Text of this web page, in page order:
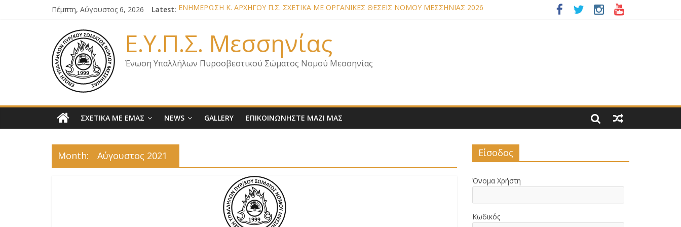
Πέμπτη, Αύγουστος 6, 2026 Latest: ΕΝΗΜΕΡΩΣΗ Κ. ΑΡΧΗΓΟΥ Π.Σ. ΣΧΕΤΙΚΑ ΜΕ ΟΡΓΑΝΙΚΕΣ ΘΕΣΕΙΣ ΝΟΜΟΥ ΜΕΣΣΗΝΙΑΣ 2026
ΕΝΗΜΕΡΩΣΗ ΜΕΛΩΝ ΓΙΑ ΕΠΙΣΚΕΨΕΙΣ ΣΩΜΑΤΕΙΟΥ
ΕΝΗΜΕΡΩΣΗ ΜΕΛΩΝ – ΕΠΙΣΚΕΨΗ ΣΤΗΝ Π.Υ. Α/Δ ΚΑΛΑΜΑΤΑΣ
ΕΠΙΣΤΟΛΗ ΓΙΑ ΣΧΕΔΙΟ ΔΑΣΩΝ 2026
Ε.Υ.Π.Σ. Μεσσηνίας
Ένωση Υπαλλήλων Πυροσβεστικού Σώματος Νομού Μεσσηνίας
ΣΧΕΤΙΚΑ ΜΕ ΕΜΑΣ NEWS GALLERY ΕΠΙΚΟΙΝΩΝΗΣΤΕ ΜΑΖΙ ΜΑΣ
Month: Αύγουστος 2021 Είσοδος
Όνομα Χρήστη
Κωδικός